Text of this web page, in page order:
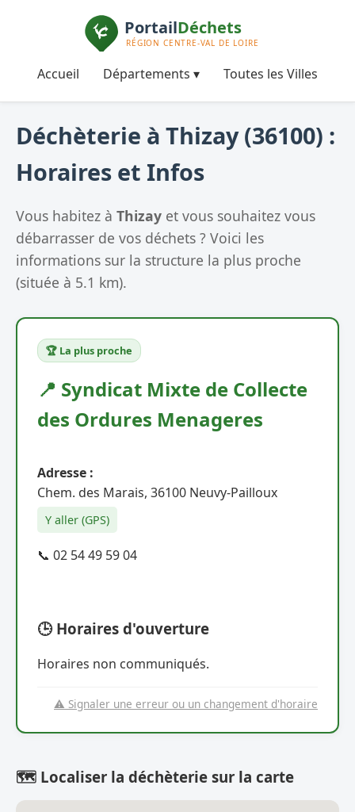
Accueil Départements ▾ Toutes les Villes
Déchèterie à Thizay (36100) :
Horaires et Infos
Vous habitez à Thizay et vous souhaitez vous
débarrasser de vos déchets ? Voici les
informations sur la structure la plus proche
(située à 5.1 km).
🏆 La plus proche
📍 Syndicat Mixte de Collecte
des Ordures Menageres
Adresse :
Chem. des Marais, 36100 Neuvy-Pailloux
Y aller (GPS)
📞 02 54 49 59 04
🕒 Horaires d'ouverture
Horaires non communiqués.
⚠️ Signaler une erreur ou un changement d'horaire
🗺️ Localiser la déchèterie sur la carte